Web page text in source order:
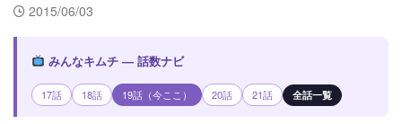
2015/06/03
みんなキムチ — 話数ナビ
17話 18話 19話（今ここ） 20話 21話 全話一覧